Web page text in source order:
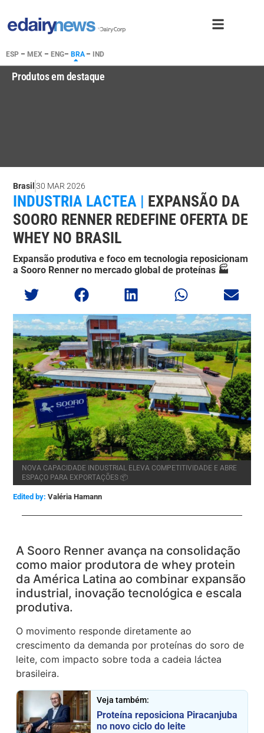
ESP – MEX – ENG– BRA– IND
Produtos em destaque
Brasil 30 MAR 2026
INDUSTRIA LACTEA | EXPANSÃO DA
SOORO RENNER REDEFINE OFERTA DE
WHEY NO BRASIL
Expansão produtiva e foco em tecnologia reposicionam
a Sooro Renner no mercado global de proteínas 🏭
NOVA CAPACIDADE INDUSTRIAL ELEVA COMPETITIVIDADE E ABRE
ESPAÇO PARA EXPORTAÇÕES 📦
Edited by: Valéria Hamann
A Sooro Renner avança na consolidação
como maior produtora de whey protein
da América Latina ao combinar expansão
industrial, inovação tecnológica e escala
produtiva.
O movimento responde diretamente ao
crescimento da demanda por proteínas do soro de
leite, com impacto sobre toda a cadeia láctea
brasileira.
Veja também:
Proteína reposiciona Piracanjuba
no novo ciclo do leite